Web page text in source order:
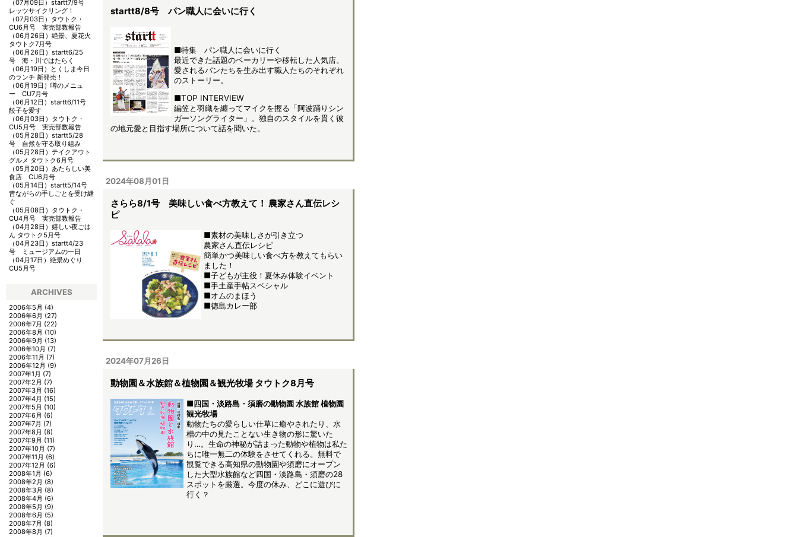
startt8/8号 パン職人に会いに行く
■特集 パン職人に会いに行く
最近できた話題のベーカリーや移転した人気店。
愛されるパンたちを生み出す職人たちのそれぞれ
のストーリー。
■TOP INTERVIEW
編笠と羽織を纏ってマイクを握る「阿波踊りシン
ガーソングライター」。独自のスタイルを貫く彼
の地元愛と目指す場所について話を聞いた。
2024年08月01日
さらら8/1号 美味しい食べ方教えて！ 農家さん直伝レシ
ピ
■素材の美味しさが引き立つ
農家さん直伝レシピ
簡単かつ美味しい食べ方を教えてもらい
ました！
■子どもが主役！夏休み体験イベント
■手土産手帖スペシャル
■オムのまほう
■徳島カレー部
2024年07月26日
動物園＆水族館＆植物園＆観光牧場 タウトク8月号
■四国・淡路島・須磨の動物園 水族館 植物園
観光牧場
動物たちの愛らしい仕草に癒やされたり、水
槽の中の見たことない生き物の形に驚いた
り…。生命の神秘が詰まった動物や植物は私た
ちに唯一無二の体験をさせてくれる。無料で
観覧できる高知県の動物園や須磨にオープン
した大型水族館など四国・淡路島・須磨の28
スポットを厳選。今度の休み、どこに遊びに
行く？
（07月09日） startt7/9号
レッツサイクリング！
（07月03日） タウトク・
CU6月号 実売部数報告
（06月26日） 絶景、夏花火
タウトク7月号
（06月26日） startt6/25
号 海・川ではたらく
（06月19日）
とくしま今日
のランチ 新発売！
（06月19日） 噂のメニュ
ー CU7月号
（06月12日） startt6/11号
餃子を愛す
（06月03日） タウトク・
CU5月号 実売部数報告
（05月28日） startt5/28
号 自然を守る取り組み
（05月28日） テイクアウト
グルメ タウトク6月号
（05月20日） あたらしい美
食店 CU6月号
（05月14日） startt5/14号
昔ながらの手しごとを受け継
ぐ
（05月08日） タウトク・
CU4月号 実売部数報告
（04月28日） 嬉しい夜ごは
ん タウトク5月号
（04月23日） startt4/23
号 ミュージアムの一日
（04月17日） 絶景めぐり
CU5月号
ARCHIVES
2006年5月 (4)
2006年6月 (27)
2006年7月 (22)
2006年8月 (10)
2006年9月 (13)
2006年10月 (7)
2006年11月 (7)
2006年12月 (9)
2007年1月 (7)
2007年2月 (7)
2007年3月 (16)
2007年4月 (15)
2007年5月 (10)
2007年6月 (6)
2007年7月 (7)
2007年8月 (8)
2007年9月 (11)
2007年10月 (7)
2007年11月 (6)
2007年12月 (6)
2008年1月 (6)
2008年2月 (8)
2008年3月 (8)
2008年4月 (6)
2008年5月 (9)
2008年6月 (5)
2008年7月 (8)
2008年8月 (7)